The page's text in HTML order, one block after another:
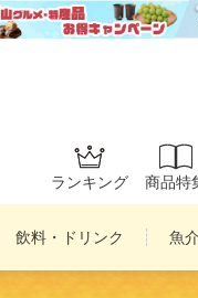
ランキング 商品特
飲料・ドリンク 魚